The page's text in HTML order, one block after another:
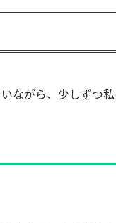
ながら、少しずつ私